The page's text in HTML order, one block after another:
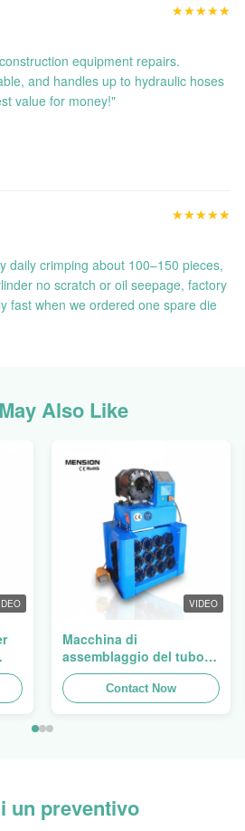
★★★★★
★★★★★
equipment repairs.
and handles up to hydraulic hoses
value for money!"
★★★★★
★★★★★
daily crimping about 100–150 pieces,
no scratch or oil seepage, factory
fast when we ordered one spare die
Also Like
VIDEO
Macchina di
assemblaggio del tubo
idraulico, macchina di
frenatura del tubo,
manifattura del tubo Finn
Contact Now
un preventivo